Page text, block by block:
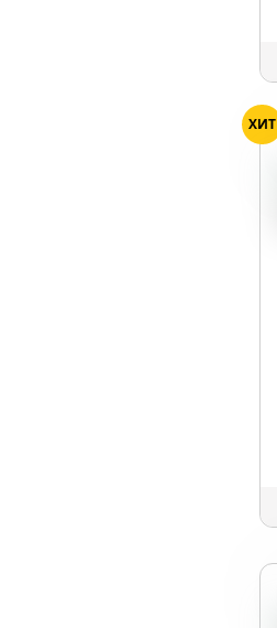
ХИТ